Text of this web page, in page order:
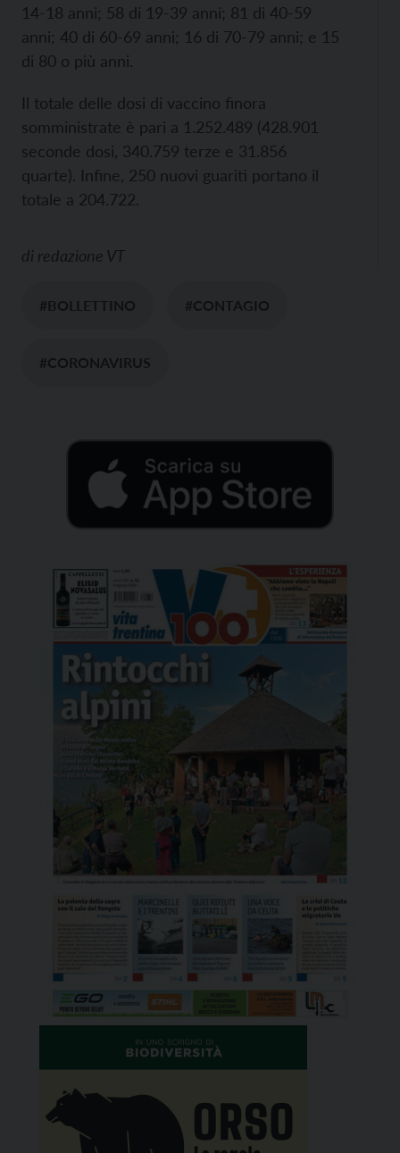
14-18 anni; 58 di 19-39 anni; 81 di 40-59
anni; 40 di 60-69 anni; 16 di 70-79 anni; e 15
di 80 o più anni.
Il totale delle dosi di vaccino finora
somministrate è pari a 1.252.489 (428.901
seconde dosi, 340.759 terze e 31.856
quarte). Infine, 250 nuovi guariti portano il
totale a 204.722.
di redazione VT
#BOLLETTINO #CONTAGIO
#CORONAVIRUS